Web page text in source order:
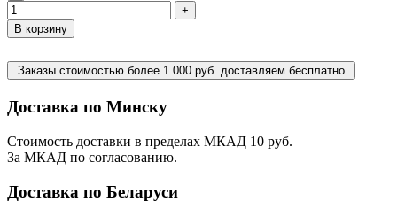
+
В корзину
Заказы стоимостью более 1 000 руб. доставляем бесплатно.
Доставка по Минску
Стоимость доставки в пределах МКАД 10 руб.
За МКАД по согласованию.
Доставка по Беларуси